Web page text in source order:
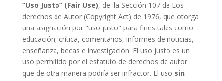
“Uso Justo” (Fair Use), de la Sección 107 de Los
derechos de Autor (Copyright Act) de 1976, que otorga
una asignación por "uso justo" para fines tales como
educación, crítica, comentarios, informes de noticias,
enseñanza, becas e investigación. El uso justo es un
uso permitido por el estatuto de derechos de autor
que de otra manera podría ser infractor. El uso sin